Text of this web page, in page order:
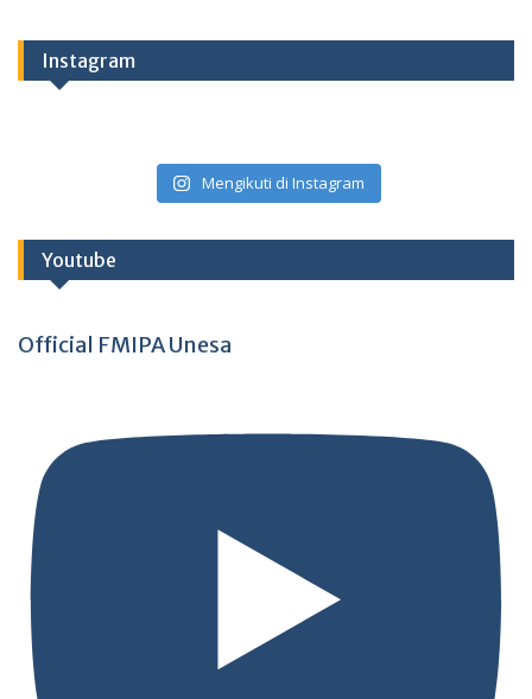
Instagram
Mengikuti di Instagram
Youtube
Official FMIPA Unesa